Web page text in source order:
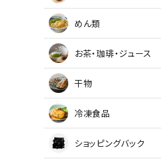
めん類
お茶・珈琲・ジュース
干物
冷凍食品
ショッピングバック